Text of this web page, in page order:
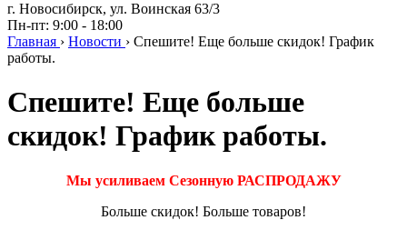
г. Новосибирск, ул. Воинская 63/3
Пн-пт: 9:00 - 18:00
Главная › Новости › Спешите! Еще больше скидок! График
работы.
Спешите! Еще больше
скидок! График работы.
Мы усиливаем Сезонную РАСПРОДАЖУ
Больше скидок! Больше товаров!